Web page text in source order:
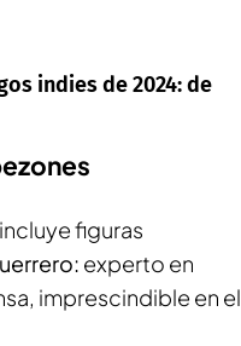
indies de 2024: de
figuras
experto en
imprescindible en el